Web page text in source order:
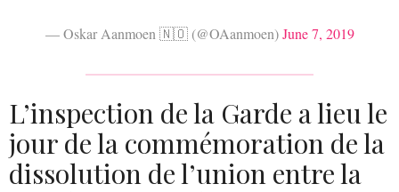
— Oskar Aanmoen 🇳🇴 (@OAanmoen)June 7, 2019
L’inspection de la Garde a lieu le
jour de la commémoration de la
dissolution de l’union entre la